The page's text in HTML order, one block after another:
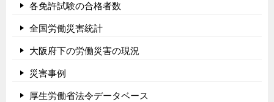
各免許試験の合格者数
全国労働災害統計
大阪府下の労働災害の現況
災害事例
厚生労働省法令データベース